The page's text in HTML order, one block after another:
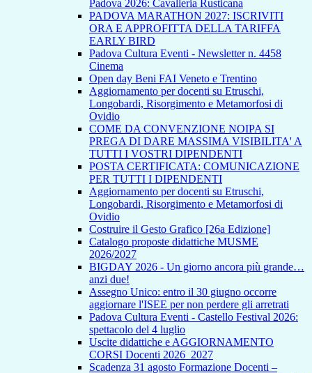
Padova 2026: Cavalleria Rusticana
PADOVA MARATHON 2027: ISCRIVITI
ORA E APPROFITTA DELLA TARIFFA
EARLY BIRD
Padova Cultura Eventi - Newsletter n. 4458
Cinema
Open day Beni FAI Veneto e Trentino
Aggiornamento per docenti su Etruschi,
Longobardi, Risorgimento e Metamorfosi di
Ovidio
COME DA CONVENZIONE NOIPA SI
PREGA DI DARE MASSIMA VISIBILITA' A
TUTTI I VOSTRI DIPENDENTI
POSTA CERTIFICATA: COMUNICAZIONE
PER TUTTI I DIPENDENTI
Aggiornamento per docenti su Etruschi,
Longobardi, Risorgimento e Metamorfosi di
Ovidio
Costruire il Gesto Grafico [26a Edizione]
Catalogo proposte didattiche MUSME
2026/2027
BIGDAY 2026 - Un giorno ancora più grande…
anzi due!
Assegno Unico: entro il 30 giugno occorre
aggiornare l'ISEE per non perdere gli arretrati
Padova Cultura Eventi - Castello Festival 2026:
spettacolo del 4 luglio
Uscite didattiche e AGGIORNAMENTO
CORSI Docenti 2026_2027
Scadenza 31 agosto Formazione Docenti –